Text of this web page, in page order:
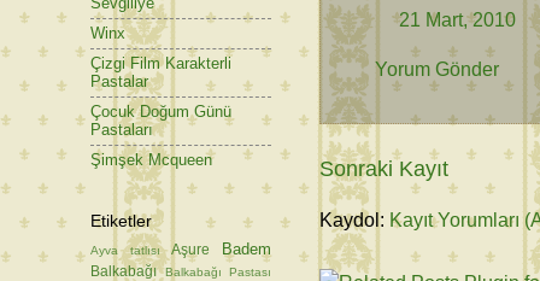
21 Mart, 2010
Yorum Gönder
Sonraki Kayıt
Kaydol: Kayıt Yorumları
Winx
Çizgi Film Karakterli
Pastalar
Çocuk Doğum Günü
Pastaları
Şimşek Mcqueen
Etiketler
Ayva tatlısı Aşure Badem
Balkabağı Balkabağı Pastası